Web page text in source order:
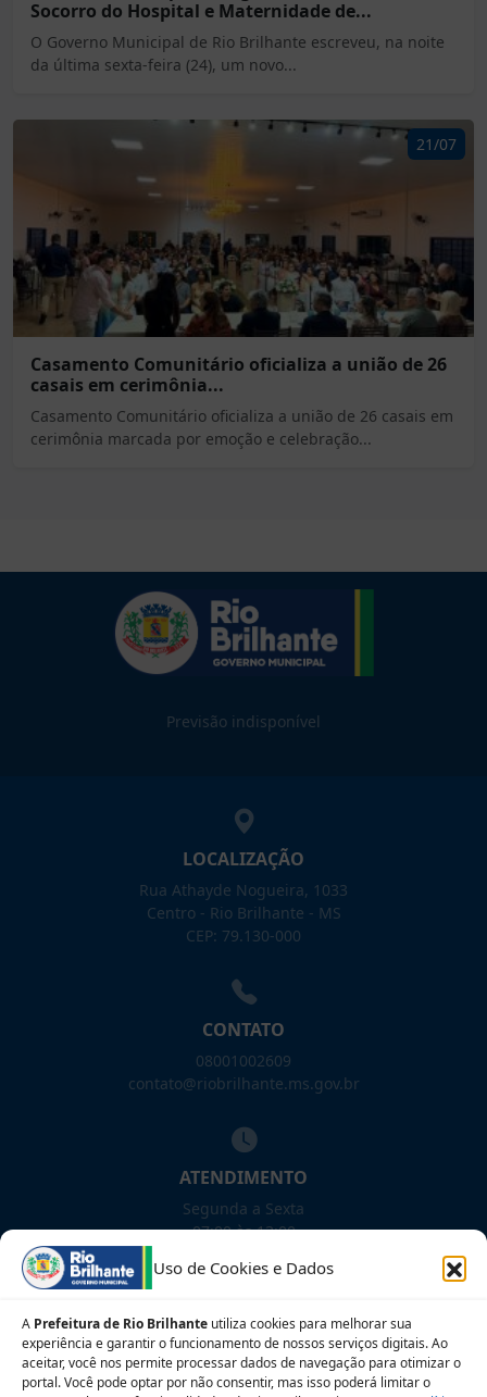
Uso de Cookies e Dados
A Prefeitura de Rio Brilhante utiliza cookies para melhorar sua
experiência e garantir o funcionamento de nossos serviços digitais. Ao
aceitar, você nos permite processar dados de navegação para otimizar o
portal. Você pode optar por não consentir, mas isso poderá limitar o
Socorro do Hospital e Maternidade de...
O Governo Municipal de Rio Brilhante escreveu, na noite
da última sexta-feira (24), um novo...
21/07
Casamento Comunitário oficializa a união de 26
casais em cerimônia...
Casamento Comunitário oficializa a união de 26 casais em
cerimônia marcada por emoção e celebração...
Previsão indisponível
LOCALIZAÇÃO
Rua Athayde Nogueira, 1033
Centro - Rio Brilhante - MS
CEP: 79.130-000
CONTATO
08001002609
contato@riobrilhante.ms.gov.br
ATENDIMENTO
Segunda a Sexta
07:00 às 13:00
NOSSAS REDES!